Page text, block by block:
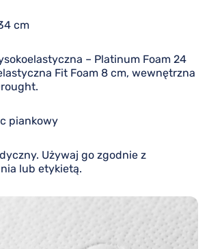
cm
– Platinum Foam 24
Fit Foam 8 cm, wewnętrzna
piankowy
Używaj go zgodnie z
lub etykietą.